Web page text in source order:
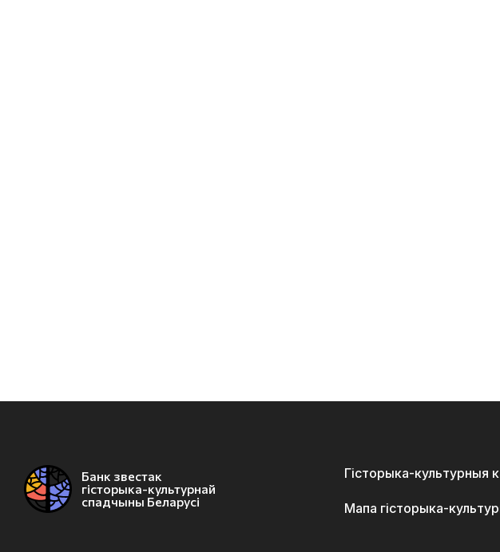
Банк звестак
гісторыка-культурнай
спадчыны Беларусі
Гісторыка-культурныя
Мапа гісторыка-